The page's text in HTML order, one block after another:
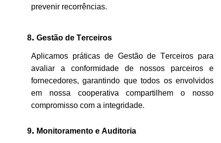
prevenir recorrências.
8. Gestão de Terceiros
Aplicamos práticas de Gestão de Terceiros para
avaliar a conformidade de nossos parceiros e
fornecedores, garantindo que todos os envolvidos
em nossa cooperativa compartilhemo nosso
compromisso com a integridade.
9. Monitoramento e Auditoria